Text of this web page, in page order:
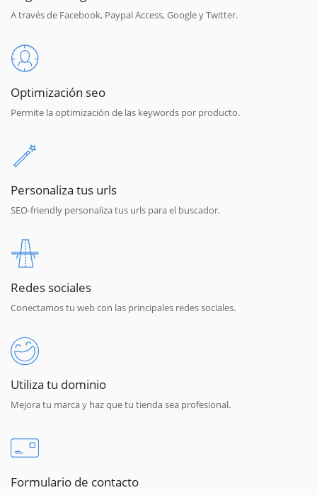
A través de Facebook, Paypal Access, Google y Twitter.
Optimización seo
Permite la optimización de las keywords por producto.
Personaliza tus urls
SEO-friendly personaliza tus urls para el buscador.
Redes sociales
Conectamos tu web con las principales redes sociales.
Utiliza tu dominio
Mejora tu marca y haz que tu tienda sea profesional.
Formulario de contacto